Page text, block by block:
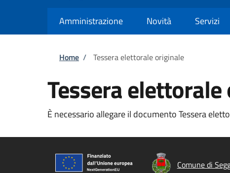
Amministrazione Novità Servizi
Briciole di pane
Home / Tessera elettorale originale
Tessera
È necessario allegare il documento Tessera
Comune di